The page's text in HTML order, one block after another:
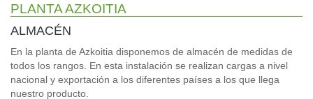
PLANTA AZKOITIA
ALMACÉN
En la planta de Azkoitia disponemos de almacén de medidas de
todos los rangos. En esta instalación se realizan cargas a nivel
nacional y exportación a los diferentes países a los que llega
nuestro producto.